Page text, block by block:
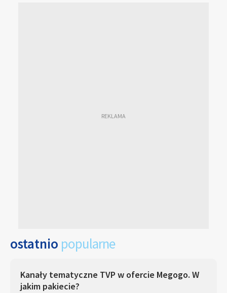
ostatnio popularne
Kanały tematyczne TVP w ofercie Megogo. W
jakim pakiecie?